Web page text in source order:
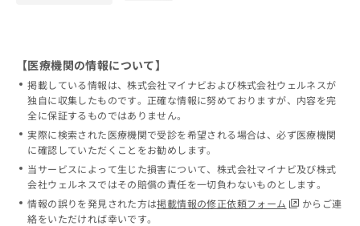
【医療機関の情報について】
掲載している情報は、株式会社マイナビおよび株式会社ウェルネスが
独自に収集したものです。正確な情報に努めておりますが、内容を完
全に保証するものではありません。
実際に検索された医療機関で受診を希望される場合は、必ず医療機関
に確認していただくことをお勧めします。
当サービスによって生じた損害について、株式会社マイナビ及び株式
会社ウェルネスではその賠償の責任を一切負わないものとします。
情報の誤りを発見された方は掲載情報の修正依頼フォーム
からご連
絡をいただければ幸いです。